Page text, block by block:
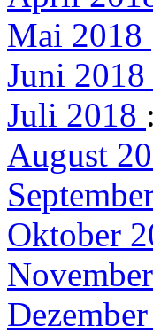
Mai 2018
Juni 2018
Juli 2018
August
Oktober